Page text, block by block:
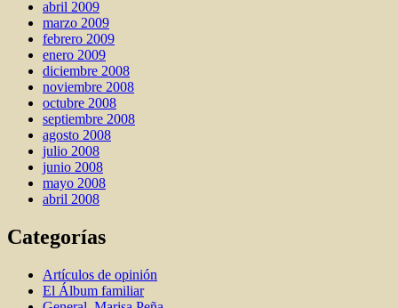
abril 2009
marzo 2009
febrero 2009
enero 2009
diciembre 2008
noviembre 2008
octubre 2008
septiembre 2008
agosto 2008
julio 2008
junio 2008
mayo 2008
abril 2008
Categorías
Artí­culos de opinión
El Álbum familiar